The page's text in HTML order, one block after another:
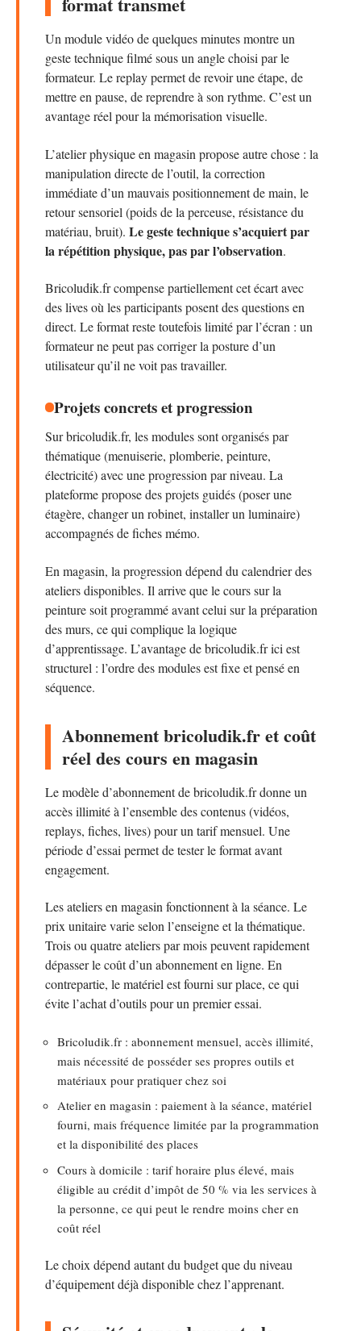
Un module vidéo de quelques minutes montre un
geste technique filmé sous un angle choisi par le
formateur. Le replay permet de revoir une étape, de
mettre en pause, de reprendre à son rythme. C’est un
avantage réel pour la mémorisation visuelle.
L’atelier physique en magasin propose autre chose : la
manipulation directe de l’outil, la correction
immédiate d’un mauvais positionnement de main, le
retour sensoriel (poids de la perceuse, résistance du
matériau, bruit). Le geste technique s’acquiert par
la répétition physique, pas par l’observation.
Bricoludik.fr compense partiellement cet écart avec
des lives où les participants posent des questions en
direct. Le format reste toutefois limité par l’écran : un
formateur ne peut pas corriger la posture d’un
utilisateur qu’il ne voit pas travailler.
Projets concrets et progression
Sur bricoludik.fr, les modules sont organisés par
thématique (menuiserie, plomberie, peinture,
électricité) avec une progression par niveau. La
plateforme propose des projets guidés (poser une
étagère, changer un robinet, installer un luminaire)
accompagnés de fiches mémo.
En magasin, la progression dépend du calendrier des
ateliers disponibles. Il arrive que le cours sur la
peinture soit programmé avant celui sur la préparation
des murs, ce qui complique la logique
d’apprentissage. L’avantage de bricoludik.fr ici est
structurel : l’ordre des modules est fixe et pensé en
séquence.
Abonnement bricoludik.fr et coût
réel des cours en magasin
Le modèle d’abonnement de bricoludik.fr donne un
accès illimité à l’ensemble des contenus (vidéos,
replays, fiches, lives) pour un tarif mensuel. Une
période d’essai permet de tester le format avant
engagement.
Les ateliers en magasin fonctionnent à la séance. Le
prix unitaire varie selon l’enseigne et la thématique.
Trois ou quatre ateliers par mois peuvent rapidement
dépasser le coût d’un abonnement en ligne. En
contrepartie, le matériel est fourni sur place, ce qui
évite l’achat d’outils pour un premier essai.
Bricoludik.fr : abonnement mensuel, accès illimité,
mais nécessité de posséder ses propres outils et
matériaux pour pratiquer chez soi
Atelier en magasin : paiement à la séance, matériel
fourni, mais fréquence limitée par la programmation
et la disponibilité des places
Cours à domicile : tarif horaire plus élevé, mais
éligible au crédit d’impôt de 50 % via les services à
la personne, ce qui peut le rendre moins cher en
coût réel
Le choix dépend autant du budget que du niveau
d’équipement déjà disponible chez l’apprenant.